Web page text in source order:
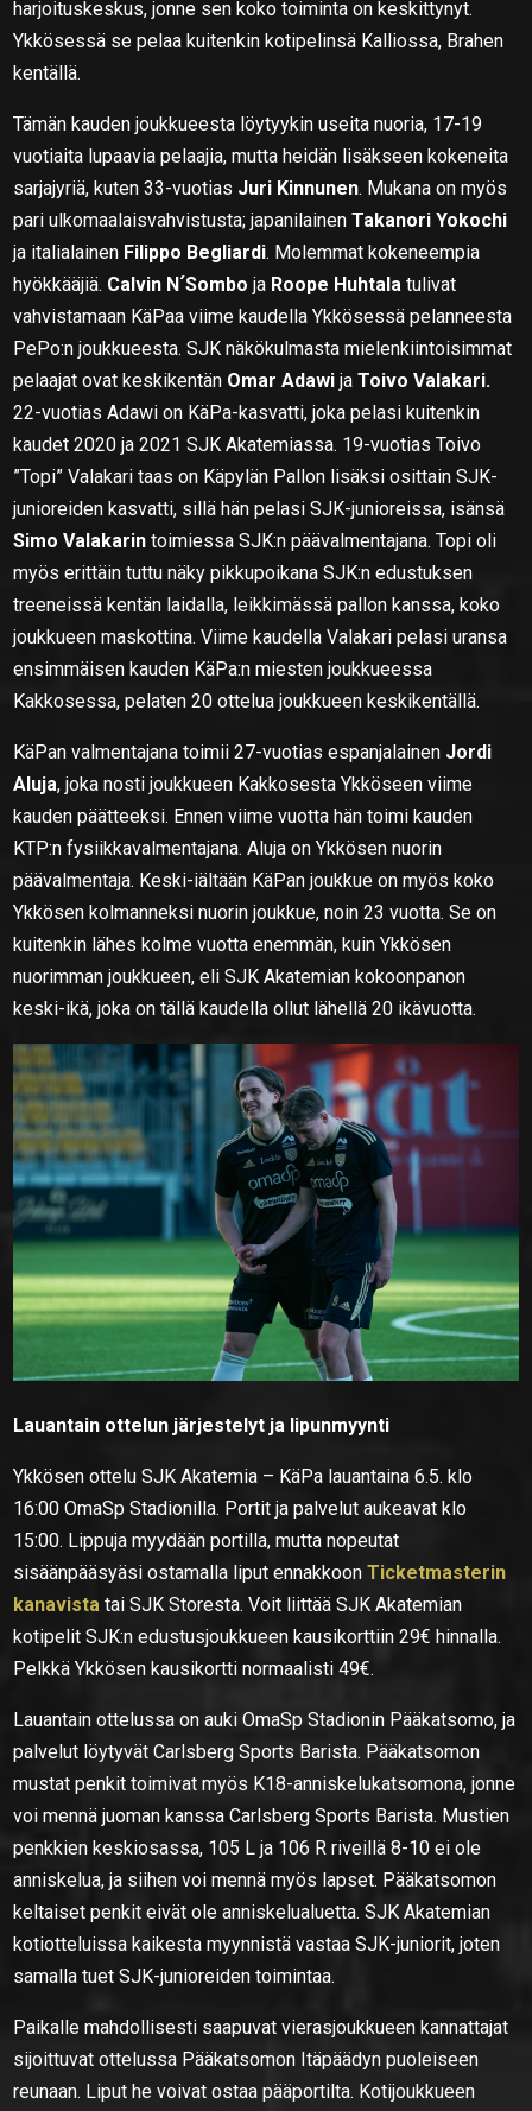
harjoituskeskus, jonne sen koko toiminta on keskittynyt.
Ykkösessä se pelaa kuitenkin kotipelinsä Kalliossa, Brahen
kentällä.
Tämän kauden joukkueesta löytyykin useita nuoria, 17-19
vuotiaita lupaavia pelaajia, mutta heidän lisäkseen kokeneita
sarjajyriä, kuten 33-vuotias Juri Kinnunen. Mukana on myös
pari ulkomaalaisvahvistusta; japanilainenTakanori Yokochi
ja italialainen Filippo Begliardi. Molemmat kokeneempia
hyökkääjiä. Calvin N´Sombo ja Roope Huhtala tulivat
vahvistamaan KäPaa viime kaudella Ykkösessä pelanneesta
PePo:n joukkueesta. SJK näkökulmasta mielenkiintoisimmat
pelaajat ovat keskikentän Omar Adawi jaToivo Valakari.
22-vuotias Adawi on KäPa-kasvatti, joka pelasi kuitenkin
kaudet 2020 ja 2021 SJK Akatemiassa. 19-vuotias Toivo
”Topi” Valakari taas on Käpylän Pallon lisäksi osittain SJK-
junioreiden kasvatti, sillä hän pelasi SJK-junioreissa, isänsä
Simo Valakarin toimiessa SJK:n päävalmentajana. Topi oli
myös erittäin tuttu näky pikkupoikana SJK:n edustuksen
treeneissä kentän laidalla, leikkimässä pallon kanssa, koko
joukkueen maskottina. Viime kaudella Valakari pelasi uransa
ensimmäisen kauden KäPa:n miesten joukkueessa
Kakkosessa, pelaten 20 ottelua joukkueen keskikentällä.
KäPan valmentajana toimii 27-vuotias espanjalainen Jordi
Aluja, joka nosti joukkueen Kakkosesta Ykköseen viime
kauden päätteeksi. Ennen viime vuotta hän toimi kauden
KTP:n fysiikkavalmentajana. Aluja on Ykkösen nuorin
päävalmentaja. Keski-iältään KäPan joukkue on myös koko
Ykkösen kolmanneksi nuorin joukkue, noin 23 vuotta. Se on
kuitenkin lähes kolme vuotta enemmän, kuin Ykkösen
nuorimman joukkueen, eli SJK Akatemian kokoonpanon
keski-ikä, joka on tällä kaudella ollut lähellä 20 ikävuotta.
Lauantain ottelun järjestelyt ja lipunmyynti
Ykkösen ottelu SJK Akatemia – KäPa lauantaina 6.5. klo
16:00 OmaSp Stadionilla. Portit ja palvelut aukeavat klo
15:00. Lippuja myydään portilla, mutta nopeutat
sisäänpääsyäsi ostamalla liput ennakkoonTicketmasterin
kanavista tai SJK Storesta. Voit liittää SJK Akatemian
kotipelit SJK:n edustusjoukkueen kausikorttiin 29€ hinnalla.
Pelkkä Ykkösen kausikortti normaalisti 49€.
Lauantain ottelussa on auki OmaSp Stadionin Pääkatsomo, ja
palvelut löytyvät Carlsberg Sports Barista. Pääkatsomon
mustat penkit toimivat myös K18-anniskelukatsomona, jonne
voi mennä juoman kanssa Carlsberg Sports Barista. Mustien
penkkien keskiosassa, 105 L ja 106 R riveillä 8-10 ei ole
anniskelua, ja siihen voi mennä myös lapset. Pääkatsomon
keltaiset penkit eivät ole anniskelualuetta. SJK Akatemian
kotiotteluissa kaikesta myynnistä vastaa SJK-juniorit, joten
samalla tuet SJK-junioreiden toimintaa.
Paikalle mahdollisesti saapuvat vierasjoukkueen kannattajat
sijoittuvat ottelussa Pääkatsomon Itäpäädyn puoleiseen
reunaan. Liput he voivat ostaa pääportilta. Kotijoukkueen